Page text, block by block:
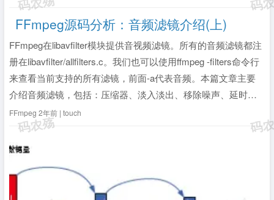
介绍，可查看官方文...
FFmpeg源码分析：音频滤镜介绍(上)
FFmpeg在libavfilter模块提供音视频滤镜。所有的音频滤镜都注
册在libavfilter/allfilters.c。我们也可以使用ffmpeg -filters命令行
来查看当前支持的所有滤镜，前面-a代表音频。本篇文章主要
介绍音频滤镜，包括：压缩器、淡入淡出、移除噪声、延时、
回声、噪声门。关于音频滤镜的详细介绍，可查看官方文档：
音频滤镜。1、ac...
FFmpeg 2年前 | touch